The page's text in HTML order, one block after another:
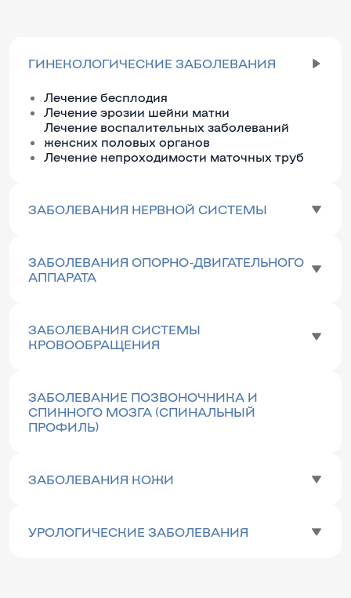
ГИНЕКОЛОГИЧЕСКИЕ ЗАБОЛЕВАНИЯ
Лечение бесплодия
Лечение эрозии шейки матки
Лечение воспалительных заболеваний
женских половых органов
Лечение непроходимости маточных труб
ЗАБОЛЕВАНИЯ НЕРВНОЙ СИСТЕМЫ
ЗАБОЛЕВАНИЯ ОПОРНО-ДВИГАТЕЛЬНОГО
АППАРАТА
ЗАБОЛЕВАНИЯ СИСТЕМЫ
КРОВООБРАЩЕНИЯ
ЗАБОЛЕВАНИЕ ПОЗВОНОЧНИКА И
СПИННОГО МОЗГА (СПИНАЛЬНЫЙ
ПРОФИЛЬ)
ЗАБОЛЕВАНИЯ КОЖИ
УРОЛОГИЧЕСКИЕ ЗАБОЛЕВАНИЯ